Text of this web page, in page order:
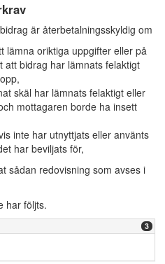
är återbetalningsskyldig om
lämna oriktiga uppgifter eller på
att bidrag har lämnats felaktigt
skäl har lämnats felaktigt eller
mottagaren borde ha insett
inte har utnyttjats eller använts
har beviljats för,
sådan redovisning som avses i
har följts.
3